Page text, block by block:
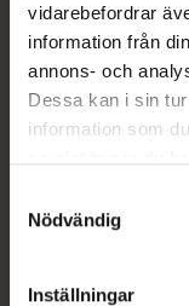
vidarebefordrar
information från
annons- och
Dessa kan i sin
information som
återkalla ditt
lagligheten av
Nödvändig
Inställningar
Kategorier:
Hårvård
Veganska